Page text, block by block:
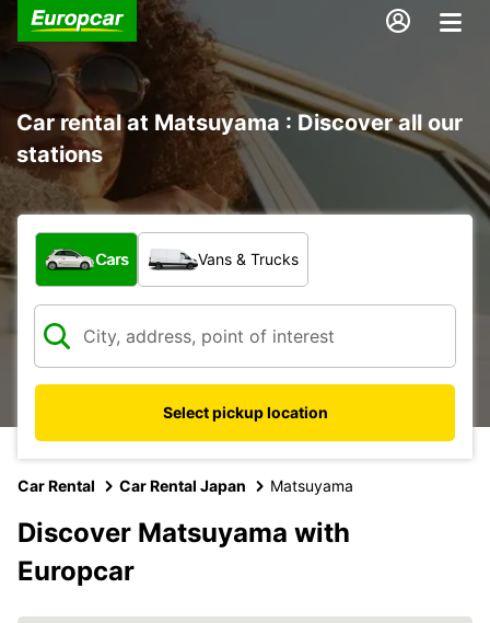
Car rental at Matsuyama : Discover all our
stations
What type of vehicle?
Cars Vans & Trucks
Select pickup location
Car Rental Car Rental Japan Matsuyama
Discover Matsuyama with
Europcar